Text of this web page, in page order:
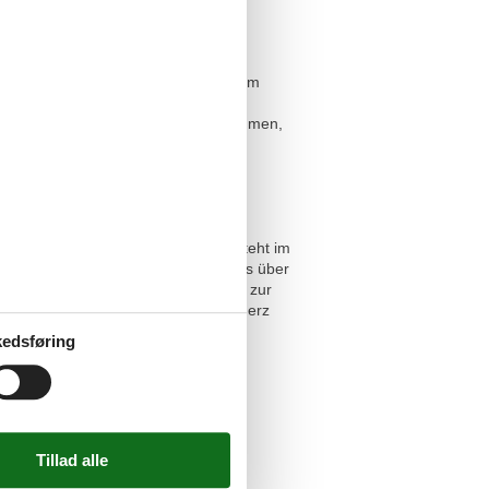
die Kombination aus historischen
schafft. Der direkte Zugang zum
und Bodenheizung sorgen für
Hunde sind herzlich willkommen,
reserviert werden. WLAN steht im
Der Check-in erfolgt kontaktlos über
und stehen bei Fragen gerne zur
traditionell, authentisch und mit Herz
und Google/Apple Pay zur